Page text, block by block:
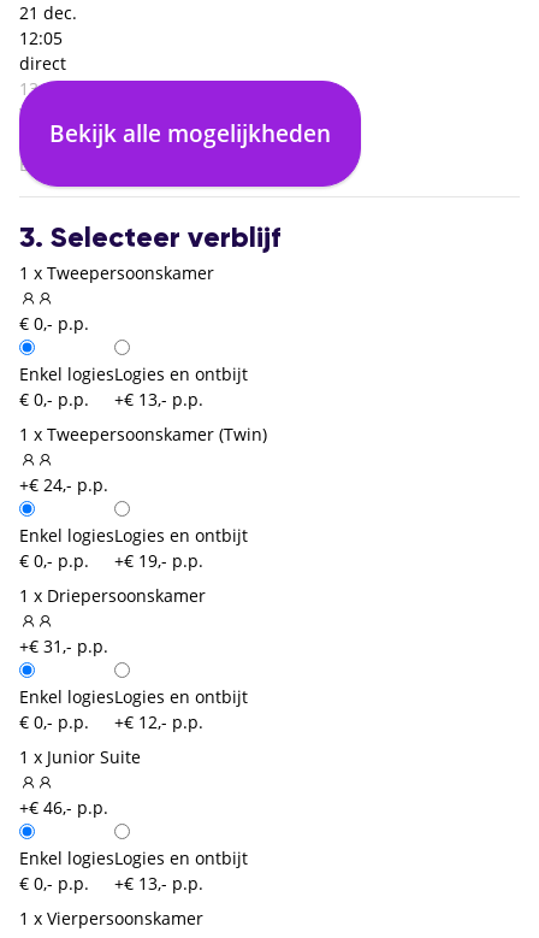
21 dec.
12:05
direct
13:45
Venetië Marco Polo (VCE)
01:40
Brussel Zaventem (BRU)
Bekijk alle mogelijkheden
3. Selecteer verblijf
1 x Tweepersoonskamer
€ 0,- p.p.
Enkel logies
€ 0,- p.p.
Logies en ontbijt
+€ 13,- p.p.
1 x Tweepersoonskamer (Twin)
+€ 24,- p.p.
Enkel logies
€ 0,- p.p.
Logies en ontbijt
+€ 19,- p.p.
1 x Driepersoonskamer
+€ 31,- p.p.
Enkel logies
€ 0,- p.p.
Logies en ontbijt
+€ 12,- p.p.
1 x Junior Suite
+€ 46,- p.p.
Enkel logies
€ 0,- p.p.
Logies en ontbijt
+€ 13,- p.p.
1 x Vierpersoonskamer